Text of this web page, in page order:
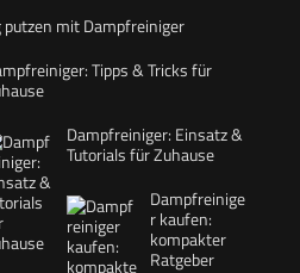
putzen mit Dampfreiniger
Tipps & Tricks für
Dampfreiniger: Einsatz &
Tutorials für Zuhause
Dampfreinige
r kaufen:
kompakter
Ratgeber